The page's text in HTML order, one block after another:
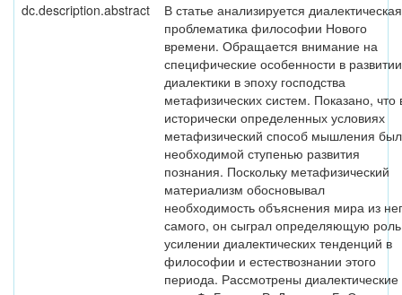
dc.description.abstract
В статье анализируется диалектическая
проблематика философии Нового
времени. Обращается внимание на
специфические особенности в развитии
диалектики в эпоху господства
метафизических систем. Показано, что
исторически определенных условиях
метафизический способ мышления был
необходимой ступенью развития
познания. Поскольку метафизический
материализм обосновывал
необходимость объяснения мира из
самого, он сыграл определяющую
усилении диалектических тенденций в
философии и естествознании этого
периода. Рассмотрены диалектические